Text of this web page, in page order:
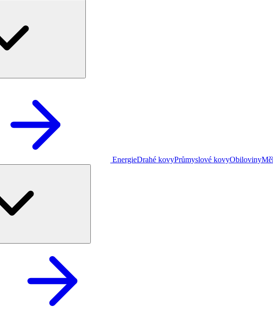
EnergieDrahé kovyPrůmyslové kovyObiloviny